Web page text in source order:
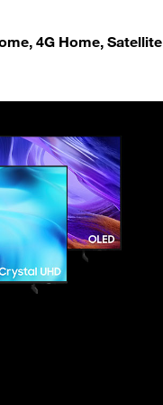
4G Home, Satellite